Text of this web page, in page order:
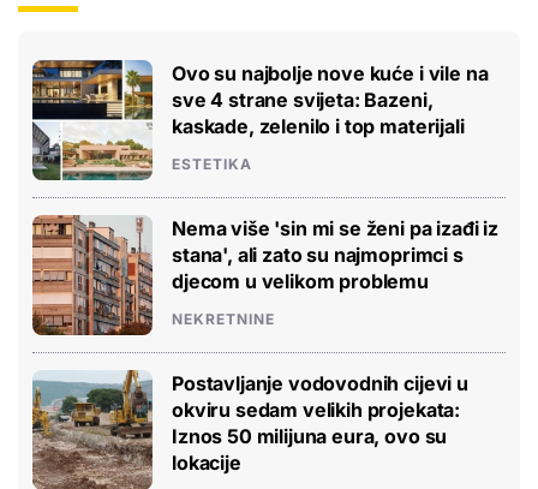
Ovo su najbolje nove kuće i vile na
sve 4 strane svijeta: Bazeni,
kaskade, zelenilo i top materijali
ESTETIKA
Nema više 'sin mi se ženi pa izađi iz
stana', ali zato su najmoprimci s
djecom u velikom problemu
NEKRETNINE
Postavljanje vodovodnih cijevi u
okviru sedam velikih projekata:
Iznos 50 milijuna eura, ovo su
lokacije